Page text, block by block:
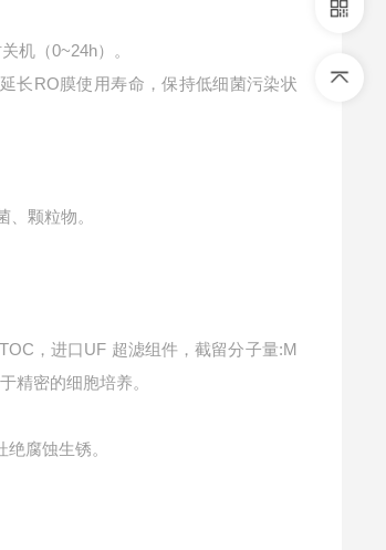
机（0~24h）
。
延长RO膜使用寿命，保持低细菌污染状
、颗粒物。
，进口UF 超滤组件 ，截留分子量:M
精密的细胞培养。
绝腐蚀生锈。